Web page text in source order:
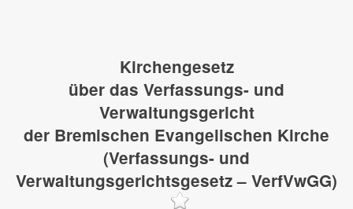
Kirchengesetz
über das Verfassungs- und
Verwaltungsgericht
der Bremischen Evangelischen Kirche
(Verfassungs- und
Verwaltungsgerichtsgesetz – VerfVwGG)